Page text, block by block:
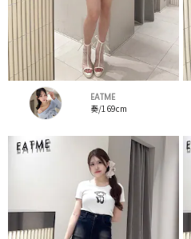
EATME
奏/169cm